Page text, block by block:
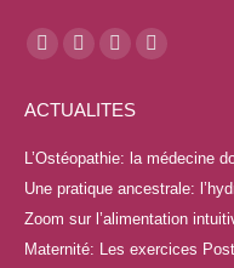
Trouvez nous sur :
La
Facebook
s'ouvre
dans
une
nouvelle
La
YouTube
s'ouvre
dans
une
nouvelle
La
LinkedIn
s'ouvre
dans
une
nouvelle
La
s'ouvre
dans
une
nouvelle
ACTUALITES
L’Ostéopathie: la médecine
Une pratique ancestrale:
Zoom sur l’alimentation
Maternité: Les exercices